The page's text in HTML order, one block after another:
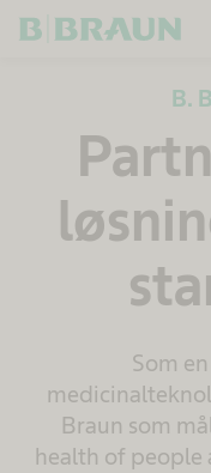
B.
Som
Braun som
health of people